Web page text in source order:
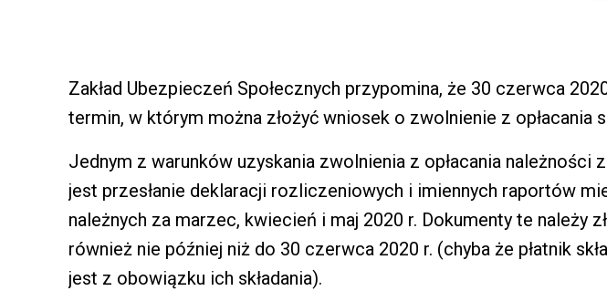
Zakład Ubezpieczeń Społecznych przypomina, że 30 czerwca
termin, w którym można złożyć wniosek o zwolnienie z opłacania
Jednym z warunków uzyskania zwolnienia z opłacania należności z
jest przesłanie deklaracji rozliczeniowych i imiennych raportów
należnych za marzec, kwiecień i maj 2020 r. Dokumenty te należy
również nie później niż do 30 czerwca 2020 r. (chyba że płatnik
jest z obowiązku ich składania).